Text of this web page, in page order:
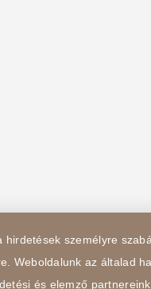
személyre
Weboldalunk az általad
és elemző